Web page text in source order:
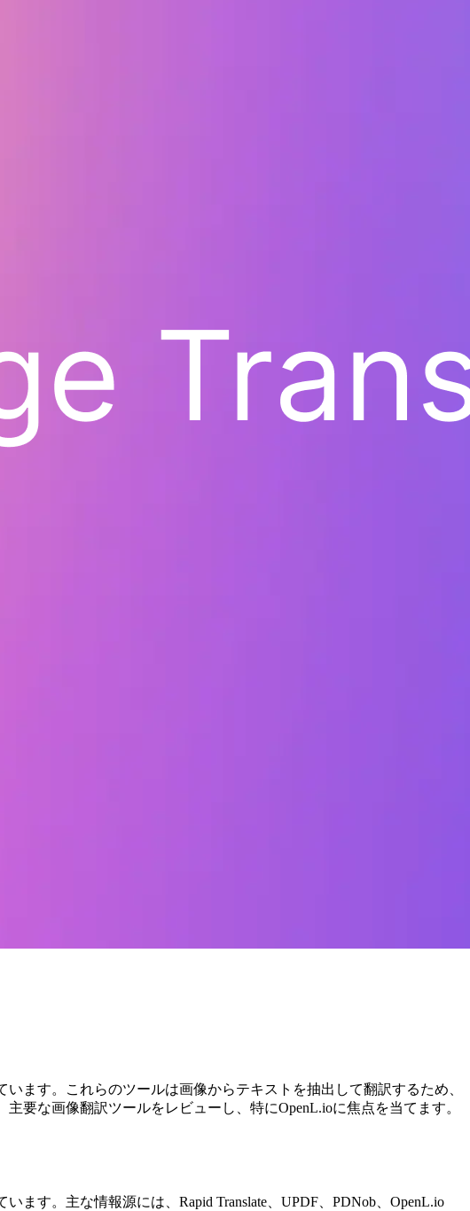
ます。これらのツールは画像からテキストを抽出して翻訳するため、
要な画像翻訳ツールをレビューし、特にOpenL.ioに焦点を当てます。
ます。主な情報源には、Rapid Translate、UPDF、PDNob、OpenL.io